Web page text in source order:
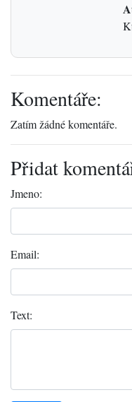
Komentáře:
Zatím žádné komentáře.
Přidat
Jmeno:
Email:
Text: